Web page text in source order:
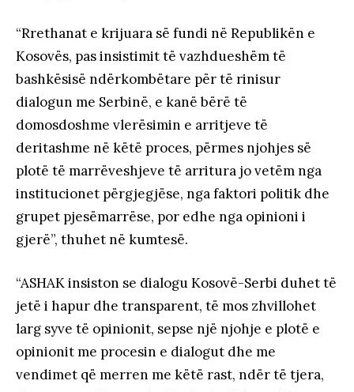
“Rrethanat e krijuara së fundi në Republikën e
Kosovës, pas insistimit të vazhdueshëm të
bashkësisë ndërkombëtare për të rinisur
dialogun me Serbinë, e kanë bërë të
domosdoshme vlerësimin e arritjeve të
deritashme në këtë proces, përmes njohjes së
plotë të marrëveshjeve të arritura jo vetëm nga
institucionet përgjegjëse, nga faktori politik dhe
grupet pjesëmarrëse, por edhe nga opinioni i
gjerë”, thuhet në kumtesë.
“ASHAK insiston se dialogu Kosovë-Serbi duhet të
jetë i hapur dhe transparent, të mos zhvillohet
larg syve të opinionit, sepse një njohje e plotë e
opinionit me procesin e dialogut dhe me
vendimet që merren me këtë rast, ndër të tjera,